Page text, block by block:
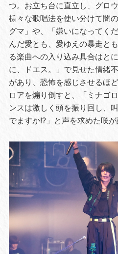
つ。お立ち台に直立し、グロ
様々な歌唱法を使い分けて闇
グマ」や、「嫌いになってく
んだ愛とも、愛ゆえの暴走と
る楽曲への入り込み具合はと
に、ドエス。」で見せた情緒
があり、恐怖を感じさせるほ
ロアを煽り倒すと、「ミナゴ
ンスは激しく頭を振り回し、
でますか!?」と声を求めた咲が